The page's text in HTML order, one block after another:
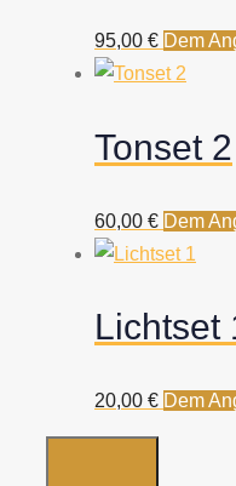
95,00 € Dem
Tonset 2
60,00 € Dem
Lichtset
20,00 € Dem